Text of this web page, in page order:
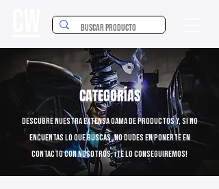
CATEGORÍAS
Descubre nuestra extensa gama de productos y, si no
encuentas lo que buscas, no dudes en ponerte en
contacto con nosotros; ¡Te lo conseguiremos!